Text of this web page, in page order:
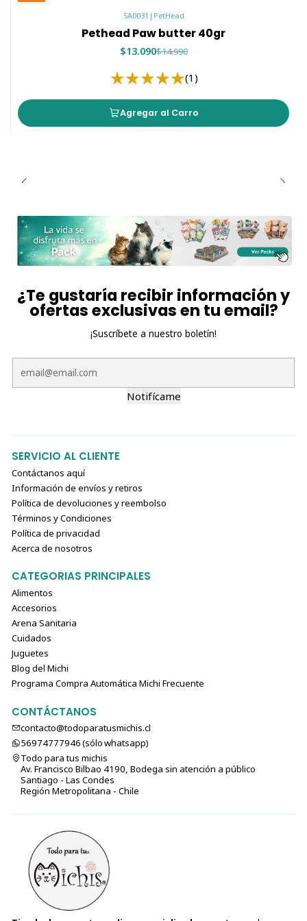
SA0031 | PetHead
Pethead Paw butter 40gr
$13.090$14.990
(1)
Agregar al Carro
¿Te gustaría recibir información y
ofertas exclusivas en tu email?
¡Suscríbete a nuestro boletín!
Notifícame
SERVICIO AL CLIENTE
Contáctanos aquí
Información de envíos y retiros
Política de devoluciones y reembolso
Términos y Condiciones
Política de privacidad
Acerca de nosotros
CATEGORIAS PRINCIPALES
Alimentos
Accesorios
Arena Sanitaria
Cuidados
Juguetes
Blog del Michi
Programa Compra Automática Michi Frecuente
CONTÁCTANOS
contacto@todoparatusmichis.cl
56974777946 (sólo⁣⁣⁣⁣⁣​​​​​​​​​​​​​​​ whatsapp)
Todo para tus michis
Av. Francisco Bilbao 4190, Bodega sin atención a público
Santiago - Las Condes
Región Metropolitana - Chile